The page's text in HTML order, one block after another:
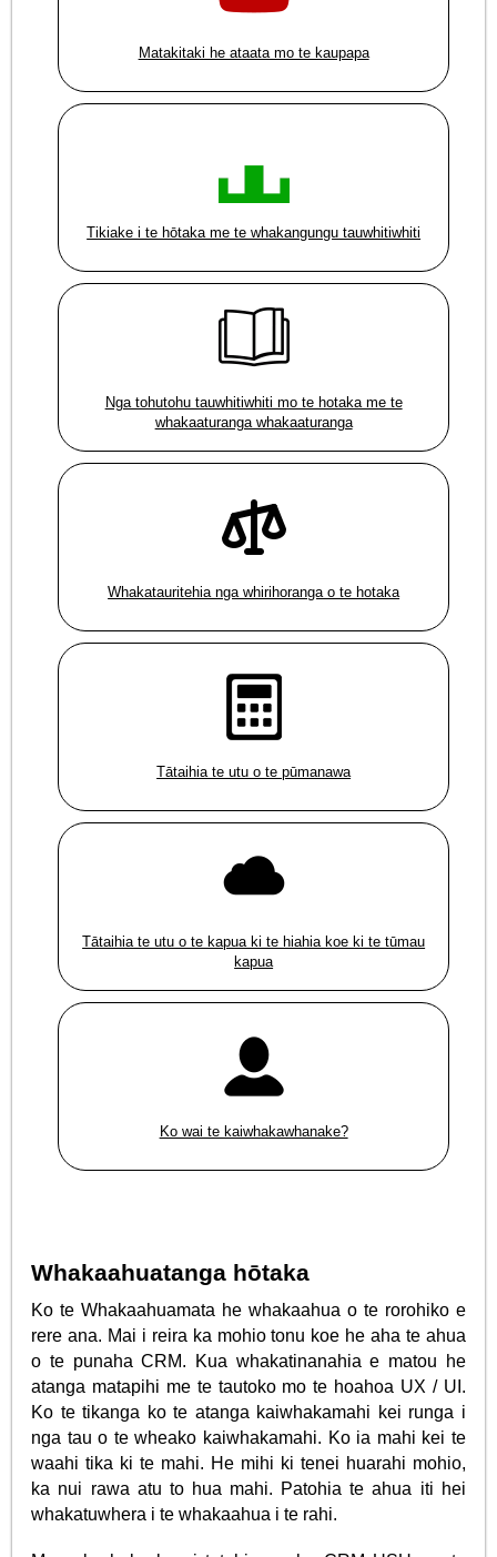
Matakitaki he ataata mo te kaupapa
Tikiake i te hōtaka me te whakangungu tauwhitiwhiti
Nga tohutohu tauwhitiwhiti mo te hotaka me te
whakaaturanga whakaaturanga
Whakatauritehia nga whirihoranga o te hotaka
Tātaihia te utu o te pūmanawa
Tātaihia te utu o te kapua ki te hiahia koe ki te tūmau
kapua
Ko wai te kaiwhakawhanake?
Whakaahuatanga hōtaka
Ko te Whakaahuamata he whakaahua o te rorohiko e
rere ana. Mai i reira ka mohio tonu koe he aha te ahua
o te punaha CRM. Kua whakatinanahia e matou he
atanga matapihi me te tautoko mo te hoahoa UX / UI.
Ko te tikanga ko te atanga kaiwhakamahi kei runga i
nga tau o te wheako kaiwhakamahi. Ko ia mahi kei te
waahi tika ki te mahi. He mihi ki tenei huarahi mohio,
ka nui rawa atu to hua mahi. Patohia te ahua iti hei
whakatuwhera i te whakaahua i te rahi.